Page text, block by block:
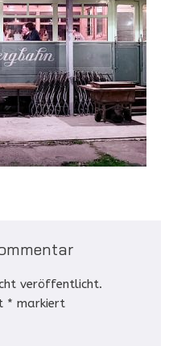
veröffentlicht.
* markiert